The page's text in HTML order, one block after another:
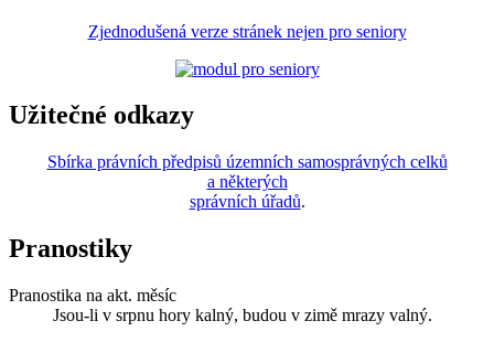
Zjednodušená verze stránek nejen pro seniory
Užitečné odkazy
Sbírka právních předpisů územních samosprávných celků
a některých
správních úřadů.
Pranostiky
Pranostika na akt. měsíc
Jsou-li v srpnu hory kalný, budou v zimě mrazy valný.